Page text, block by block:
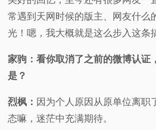
常遇到天网时候的版主、网友什
光！嗯，我大概就是这么步入这条
家驹：看你取消了之前的微博认证
是？
烈枫： 因为个人原因从原单位离职
态嘛，迷茫中充满期待。